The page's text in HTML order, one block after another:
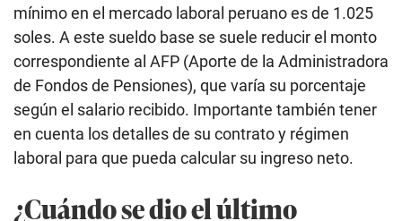
mínimo en el mercado laboral peruano es de 1.025
soles. A este sueldo base se suele reducir el monto
correspondiente al AFP (Aporte de la Administradora
de Fondos de Pensiones), que varía su porcentaje
según el salario recibido. Importante también tener
en cuenta los detalles de su contrato y régimen
laboral para que pueda calcular su ingreso neto.
¿Cuándo se dio el último